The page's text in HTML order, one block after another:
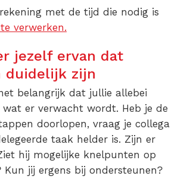
met de tijd die nodig is
verwerken.
jezelf ervan dat
duidelijk zijn
belangrijk dat jullie allebei
wat er verwacht wordt. Heb je de
doorlopen, vraag je collega
taak helder is. Zijn er
hij mogelijke knelpunten op
Kun jij ergens bij ondersteunen?